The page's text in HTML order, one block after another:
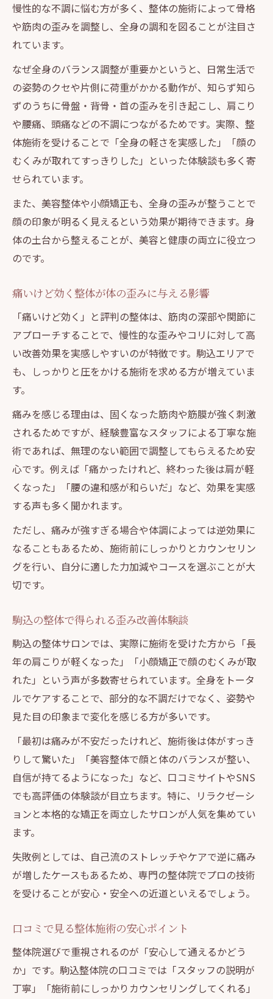
整体とマッサージの違いを徹底解説
整体とマッサージの施術内容の違いを比較
駒込で人気の整体とマッサージの選び方
整体に向いている人・マッサージが合う人
整体とマッサージの効果的な使い分け方
整体とマッサージの口コミから見る満足度
顔から身体まで整う美容整体の魅力
顔と全身の歪みに整体がもたらす変化とは
小顔矯正で得られる印象アップの秘密
美容整体が人気の理由と施術の流れ解説
駒込の整体院で体験できる美容整体の特徴
全身ケアと小顔矯正を同時に叶える施術法
慢性的な肩こり腰痛に整体が効く理由
慢性的な不調に整体が選ばれるポイント
整体施術で得られる痛み改善の実感例
整体とマッサージの肩腰ケアの違い
口コミで広がる整体のコリ解消体験談
整体選びで重視したい口コミと評価の見方
安心できる整体院の選び方とポイント解説
リラクゼーションも重視した整体体験の流
れ
施術前に確認したい整体の安全性と信頼性
駒込でおすすめの整体体験談と感想まとめ
慢性的な不調に悩む方が多く、整体の施術によって骨格
や筋肉の歪みを調整し、全身の調和を図ることが注目さ
れています。
なぜ全身のバランス調整が重要かというと、日常生活で
の姿勢のクセや片側に荷重がかかる動作が、知らず知ら
ずのうちに骨盤・背骨・首の歪みを引き起こし、肩こり
や腰痛、頭痛などの不調につながるためです。実際、整
体施術を受けることで「全身の軽さを実感した」「顔の
むくみが取れてすっきりした」といった体験談も多く寄
せられています。
また、美容整体や小顔矯正も、全身の歪みが整うことで
顔の印象が明るく見えるという効果が期待できます。身
体の土台から整えることが、美容と健康の両立に役立つ
のです。
痛いけど効く整体が体の歪みに与える影響
「痛いけど効く」と評判の整体は、筋肉の深部や関節に
アプローチすることで、慢性的な歪みやコリに対して高
い改善効果を実感しやすいのが特徴です。駒込エリアで
も、しっかりと圧をかける施術を求める方が増えていま
す。
痛みを感じる理由は、固くなった筋肉や筋膜が強く刺激
されるためですが、経験豊富なスタッフによる丁寧な施
術であれば、無理のない範囲で調整してもらえるため安
心です。例えば「痛かったけれど、終わった後は肩が軽
くなった」「腰の違和感が和らいだ」など、効果を実感
する声も多く聞かれます。
ただし、痛みが強すぎる場合や体調によっては逆効果に
なることもあるため、施術前にしっかりとカウンセリン
グを行い、自分に適した力加減やコースを選ぶことが大
切です。
駒込の整体で得られる歪み改善体験談
駒込の整体サロンでは、実際に施術を受けた方から「長
年の肩こりが軽くなった」「小顔矯正で顔のむくみが取
れた」という声が多数寄せられています。全身をトータ
ルでケアすることで、部分的な不調だけでなく、姿勢や
見た目の印象まで変化を感じる方が多いです。
「最初は痛みが不安だったけれど、施術後は体がすっき
りして驚いた」「美容整体で顔と体のバランスが整い、
自信が持てるようになった」など、口コミサイトやSNS
でも高評価の体験談が目立ちます。特に、リラクゼーシ
ョンと本格的な矯正を両立したサロンが人気を集めてい
ます。
失敗例としては、自己流のストレッチやケアで逆に痛み
が増したケースもあるため、専門の整体院でプロの技術
を受けることが安心・安全への近道といえるでしょう。
口コミで見る整体施術の安心ポイント
整体院選びで重視されるのが「安心して通えるかどう
か」です。駒込整体院の口コミでは「スタッフの説明が
丁寧」「施術前にしっかりカウンセリングしてくれる」